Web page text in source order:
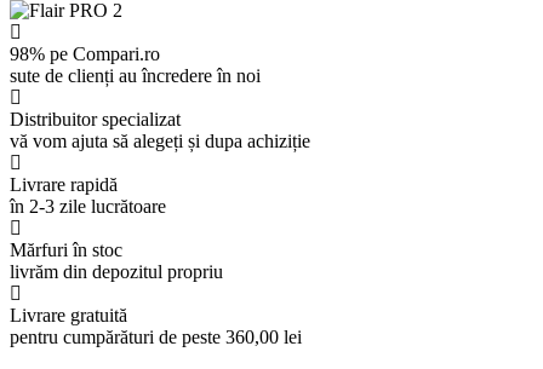
98% pe Compari.ro
sute de clienți au încredere în noi
Distribuitor specializat
vă vom ajuta să alegeți și dupa achiziție
Livrare rapidă
în 2-3 zile lucrătoare
Mărfuri în stoc
livrăm din depozitul propriu
Livrare gratuită
pentru cumpărături de peste 360,00 lei